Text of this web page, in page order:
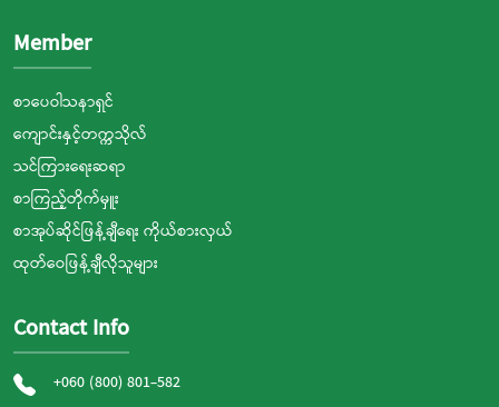
Member
စာပေဝါသနာရှင်
ကျောင်းနှင့်တက္ကသိုလ်
သင်ကြားရေးဆရာ
စာကြည့်တိုက်မှူး
စာအုပ်ဆိုင်ဖြန့်ချီရေး ကိုယ်စားလှယ်
ထုတ်ဝေဖြန့်ချီလိုသူများ
Contact Info
+060 (800) 801-582